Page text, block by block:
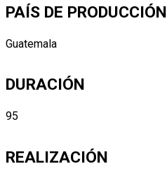
PAÍS DE PRODUCCIÓN
Guatemala
DURACIÓN
95
REALIZACIÓN